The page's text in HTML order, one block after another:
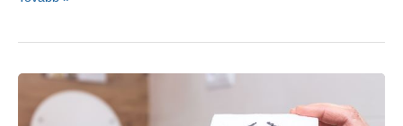
kiegészítők